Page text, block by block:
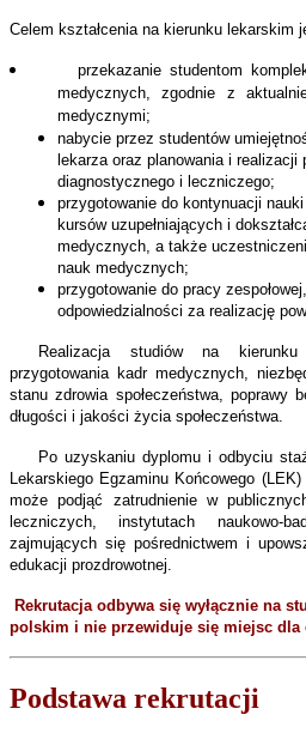
Celem kształcenia na kierunku lekarskim
przekazanie studentom
medycznych, zgodnie z
medycznymi;
nabycie przez studentów
lekarza oraz planowania i realizacji
diagnostycznego i leczniczego;
przygotowanie do kontynuacji
kursów uzupełniających i
medycznych, a także
nauk medycznych;
przygotowanie do pracy
odpowiedzialności za realizację
Realizacja studiów na
przygotowania kadr medycznych,
stanu zdrowia społeczeństwa, poprawy
długości i jakości życia społeczeństwa.
Po uzyskaniu dyplomu i odbyciu
Lekarskiego Egzaminu Końcowego
może podjąć zatrudnienie w
leczniczych, instytutach naukowo-
zajmujących się pośrednictwem i
edukacji prozdrowotnej.
Rekrutacja odbywa się wyłącznie na
polskim i nie przewiduje się miejsc dla
Podstawa rekrutacji